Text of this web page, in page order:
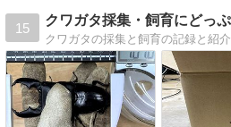
15
クワガタ採集・飼育にどっ
クワガタの採集と飼育の記録と紹介